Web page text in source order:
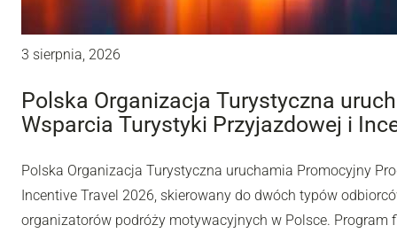
3 sierpnia, 2026
Polska Organizacja Turystyczna
Wsparcia Turystyki Przyjazdowej i
Polska Organizacja Turystyczna uruchamia Promocyjny
Incentive Travel 2026, skierowany do dwóch typów
organizatorów podróży motywacyjnych w Polsce.